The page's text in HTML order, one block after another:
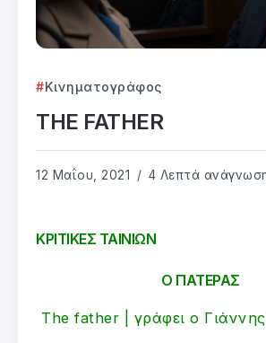
Κινηματογράφος
THE FATHER
12 Μαΐου, 2021 4 Λεπτά
ΚΡΙΤΙΚΕΣ ΤΑΙΝΙΩΝ
Ο ΠΑΤΕΡΑΣ
The father | γράφει ο